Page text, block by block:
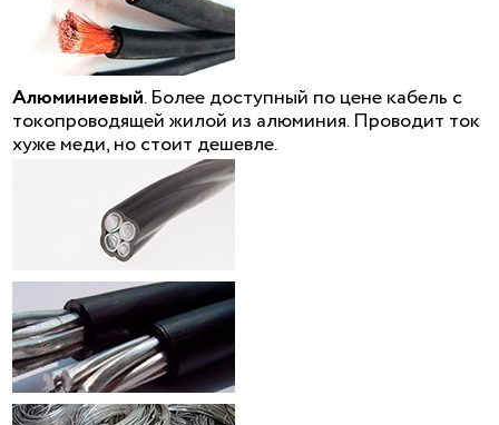
Алюминиевый. Более доступный по цене кабель с
токопроводящей жилой из алюминия. Проводит ток
хуже меди, но стоит дешевле.